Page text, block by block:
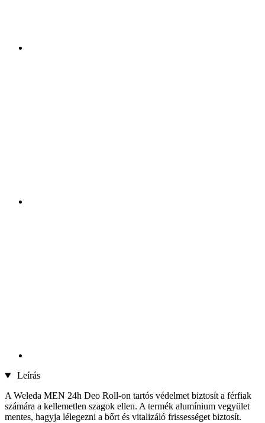
Leírás
A Weleda MEN 24h Deo Roll-on tartós védelmet biztosít a férfiak
számára a kellemetlen szagok ellen. A termék alumínium vegyület
mentes, hagyja lélegezni a bőrt és vitalizáló frissességet biztosít.